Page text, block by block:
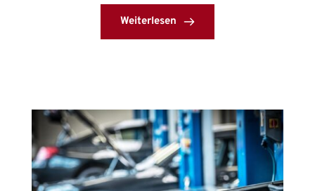
Weiterlesen